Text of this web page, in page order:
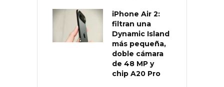
iPhone Air 2:
filtran una
Dynamic Island
más pequeña,
doble cámara
de 48 MP y
chip A20 Pro